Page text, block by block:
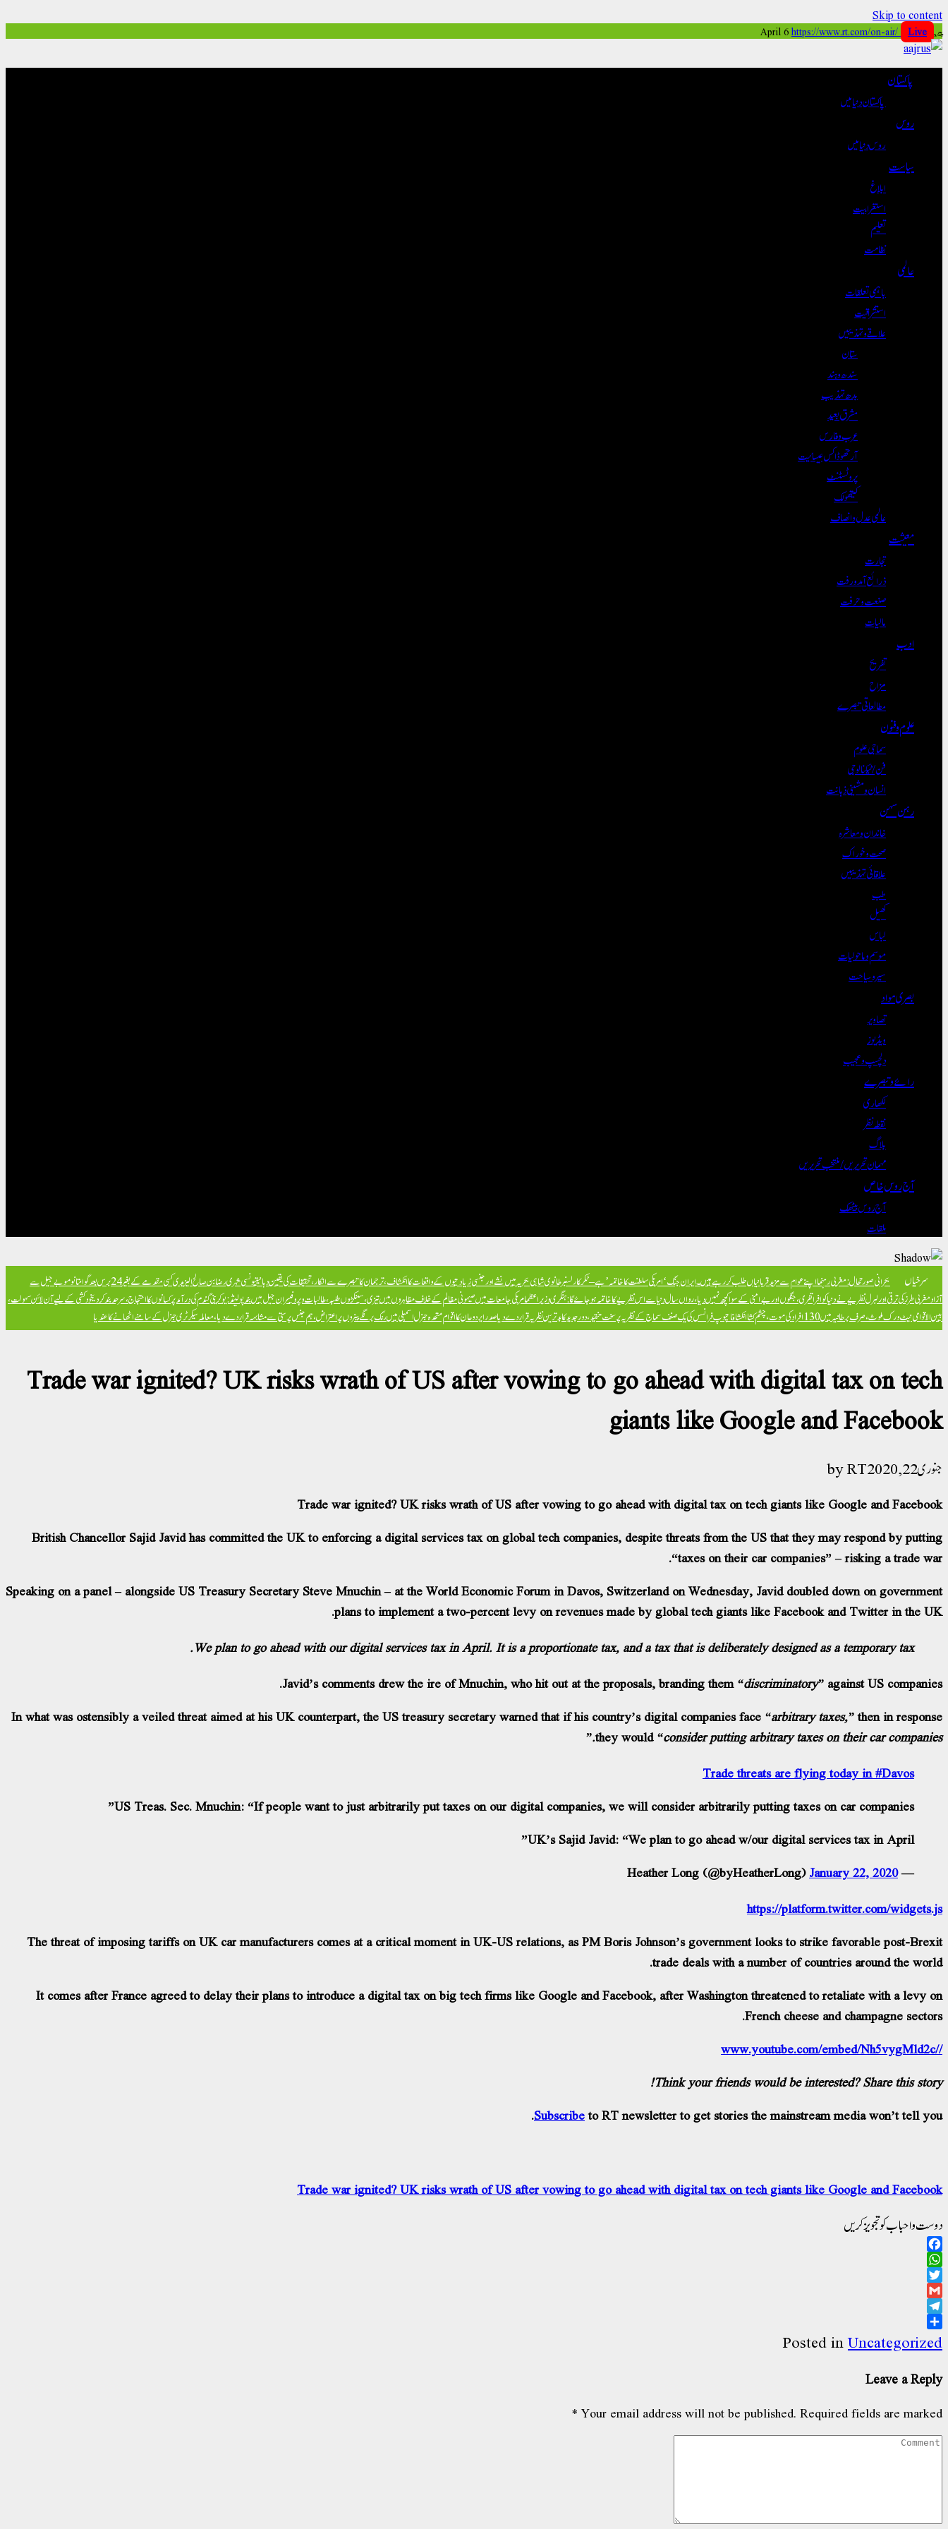
Skip to content
پیر, April 6 https://www.rt.com/on-air/ Live
پاکستان
پاکستان دنیا میں
روس
روس دنیا میں
سیاست
ابلاغ
استغرابیت
تعلیم
نظامت
عالمی
باہمی تعلقات
استشراقیت
علاقے و تہذیبیں
ستان
سندھ و ہند
بدھ تہذیب
مشرق بعید
عرب و فارس
آرتھوڈاکس عیسائیت
پروٹسٹنٹ
کیتھولک
عالمی عدل و انصاف
معیشت
تجارت
ذرائع آمدورفت
صنعت و حرفت
مالیات
ادب
تفریح
مزاح
مطالعاتی تبصرے
علوم و فنون
سماجی علوم
فن/ٹیکنالوجی
انسان و مشینی ذہانت
رہن سہن
خاندان و معاشرہ
صحت و خوراک
علاقائی تہذیبیں
طب
کھیل
لباس
موسم و ماحولیات
سیر و سیاحت
بصری مواد
تصاویر
ویڈیوز
دلچسپ و عجیب
رائے و تبصرے
لکھاری
نقطہ نظر
بلاگ
مہمان تحریریں / منتخب تحریریں
آج روس خاص
آج روس بیٹھک
ملقات
سرخیاں بحرانی صورتحال: مغربی رہنما اپنے عوام سے مزید قربانیاں طلب کر رہے ہیں۔ایران جنگ ‘امریکی سلطنت کا خاتمہ’ ہے – ٹکر کارلسنبرطانوی شاہی بحریہ میں نشے اور جنسی زیادتیوں کے واقعات کا انکشاف، ترجمان کا تبصرے سے انکار، تحقیقات کی یقین دہانی
تیونسی شہری رضا بن صالح الیزیدی کسی مقدمے کے بغیر 24 برس بعد گوانتانوموبے جیل سے
آزادمغربی طرز کی ترقی اور لبرل نظریے نے دنیا کو افراتفری، جنگوں اور بےامنی کے سوا کچھ نہیں دیا، رواں سال دنیا سے اس نظریے کا خاتمہ ہو جائے گا: ہنگری وزیراعظمامریکی جامعات میں صیہونی مظالم کے خلاف مظاہروں میں تیزی، سینکڑوں طلبہ، طالبات و پروفیسران جیل میں بندپولینڈ: یوکرینی گندم کی درآمد پر کسانوں کا احتجاج، سرحد بند کر دیخود کشی کے لیے آن لائن سہولت،
بین الاقوامی نیٹ ورک ملوث، صرف برطانیہ میں 130 افراد کی موت، چشم کشا انکشافات
پوپ فرانسس کی یک صنف سماج کے نظریہ پر سخت تنقید، دور جدید کا بدترین نظریہ قرار دے دیاصدر ایردوعان کا اقوام متحدہ جنرل اسمبلی میں رنگ برنگے بینروں پر اعتراض، ہم جنس پرستی سے مشابہہ قرار دے دیا، معاملہ سیکرٹری جنرل کے سامنے اٹھانے کا عندیا
Trade war ignited? UK risks wrath of US after vowing to go ahead with digital tax on tech
giants like Google and Facebook
جنوری 22, 2020 RT
Trade war ignited? UK risks wrath of US after vowing to go ahead with digital tax on tech giants like Google and Facebook
British Chancellor Sajid Javid has committed the UK to enforcing a digital services tax on global tech companies, despite threats from the US that they may respond by putting
“taxes on their car companies” – risking a trade war.
Speaking on a panel – alongside US Treasury Secretary Steve Mnuchin – at the World Economic Forum in Davos, Switzerland on Wednesday, Javid doubled down on government
plans to implement a two-percent levy on revenues made by global tech giants like Facebook and Twitter in the UK.
We plan to go ahead with our digital services tax in April. It is a proportionate tax, and a tax that is deliberately designed as a temporary tax.
Javid’s comments drew the ire of Mnuchin, who hit out at the proposals, branding them“discriminatory” against US companies.
In what was ostensibly a veiled threat aimed at his UK counterpart, the US treasury secretary warned that if his country’s digital companies face “arbitrary taxes,”then in response
they would“consider putting arbitrary taxes on their car companies.”
Trade threats are flying today in#Davos
US Treas. Sec. Mnuchin: “If people want to just arbitrarily put taxes on our digital companies, we will consider arbitrarily putting taxes on car companies”
UK’s Sajid Javid: “We plan to go ahead w/our digital services tax in April”
— Heather Long (@byHeatherLong)
January 22, 2020
https://platform.twitter.com/widgets.js
The threat of imposing tariffs on UK car manufacturers comes at a critical moment in UK-US relations, as PM Boris Johnson’s government looks to strike favorable post-Brexit
trade deals with a number of countries around the world.
It comes after France agreed to delay their plans to introduce a digital tax on big tech firms like Google and Facebook, after Washington threatened to retaliate with a levy on
French cheese and champagne sectors.
//www.youtube.com/embed/Nh5vygMld2c
Think your friends would be interested? Share this story!
Subscribeto RT newsletter to get stories the mainstream media won’t tell you.
Trade war ignited? UK risks wrath of US after vowing to go ahead with digital tax on tech giants like Google and Facebook
دوست و احباب کو تجویز کریں
Facebook
WhatsApp
Twitter
Gmail
Telegram
Share
Posted inUncategorized
Leave a Reply
Your email address will not be published. Required fields are marked
*